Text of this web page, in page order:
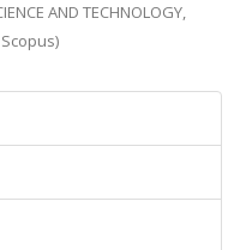
AND TECHNOLOGY,